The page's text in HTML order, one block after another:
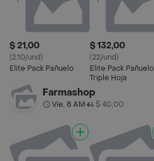
$ 21,00
(2.10/und)
Elite Pack Pañuelo
$ 132,00
(22/und)
Elite Pack Pañuelo
Triple Hoja
Farmashop
Vie, 8 AM• $ 40,00